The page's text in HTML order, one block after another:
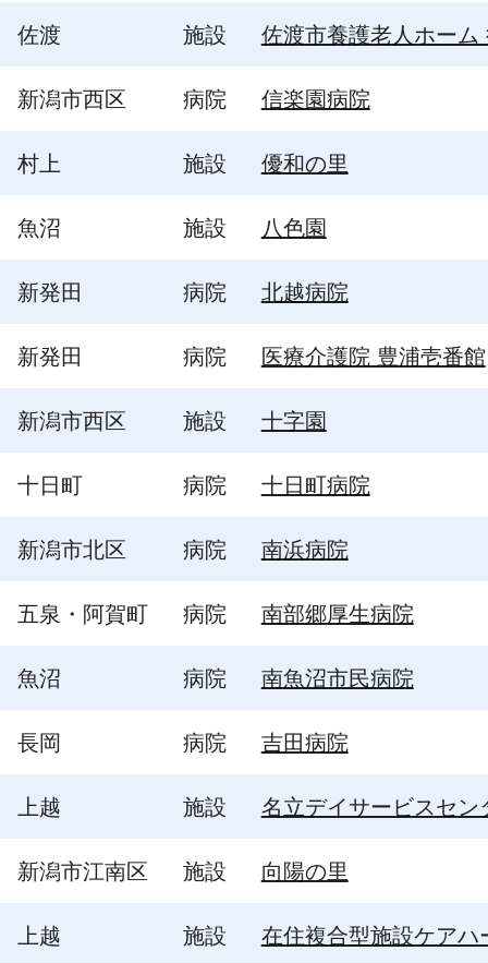
佐渡 施設 佐渡市養護老人ホーム
新潟市西区 病院 信楽園病院
村上 施設 優和の里
魚沼 施設 八色園
新発田 病院 北越病院
新発田 病院 医療介護院 豊浦壱番館
新潟市西区 施設 十字園
十日町 病院 十日町病院
新潟市北区 病院 南浜病院
五泉・阿賀町 病院 南部郷厚生病院
魚沼 病院 南魚沼市民病院
長岡 病院 吉田病院
上越 施設 名立デイサービスセン
新潟市江南区 施設 向陽の里
上越 施設 在住複合型施設ケアハ